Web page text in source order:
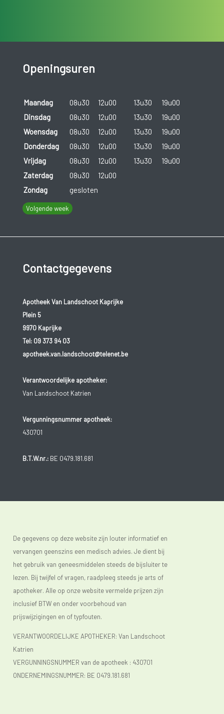
Openingsuren
Maandag 08u30 12u00 13u30
19u00
Dinsdag
08u30 12u00 13u30
19u00
Woensdag
08u30 12u00 13u30
19u00
Donderdag
08u30 12u00 13u30
19u00
Vrijdag
08u30 12u00 13u30
19u00
Zaterdag
08u30
12u00
Zondag
gesloten
Volgende week
Contactgegevens
Apotheek Van Landschoot Kaprijke
Plein 5
9970 Kaprijke
Tel: 09 373 94 03
apotheek.van.landschoot@telenet.be
Verantwoordelijke apotheker:
Van Landschoot Katrien
Vergunningsnummer apotheek:
430701
B.T.W.nr.:BE 0479.181.681
De gegevens op deze website zijn louter informatief en
vervangen geenszins een medisch advies. Je dient bij
het gebruik van geneesmiddelen steeds de bijsluiter te
lezen. Bij twijfel of vragen, raadpleeg steeds je arts of
apotheker. Alle op onze website vermelde prijzen zijn
inclusief BTW en onder voorbehoud van
prijswijzigingen en of typfouten.
VERANTWOORDELIJKE APOTHEKER: Van Landschoot
Katrien
VERGUNNINGSNUMMER van de apotheek : 430701
ONDERNEMINGSNUMMER: BE 0479.181.681